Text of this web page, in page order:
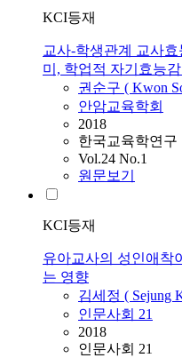
KCI등재
교사-학생관계 교사
미, 학업적 자기효능감
권순구 ( Kwon
안암교육학회
2018
한국교육학연구
Vol.24 No.1
원문보기
KCI등재
유아교사의 성인애착
는 영향
김세정 ( Sejung
인문사회 21
2018
인문사회 21